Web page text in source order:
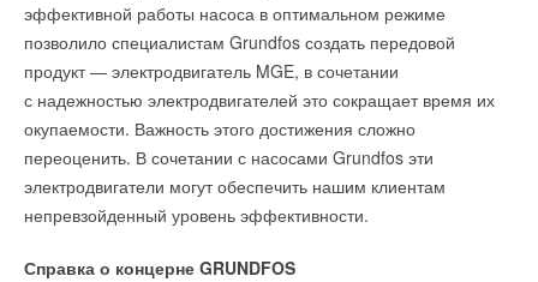
эффективной работы насоса в оптимальном режиме
позволило специалистам Grundfos создать передовой
продукт — электродвигатель MGE, в сочетании
с надежностью электродвигателей это сокращает время их
окупаемости. Важность этого достижения сложно
переоценить. В сочетании с насосами Grundfos эти
электродвигатели могут обеспечить нашим клиентам
непревзойденный уровень эффективности.
Справка о концерне GRUNDFOS